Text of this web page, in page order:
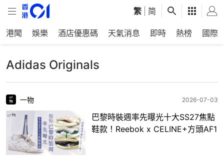
繁 简
港聞 娛樂 酒店優惠碼 天氣消息 即時 熱榜 國際
Adidas Originals
一物 2026-07-03
巴黎時裝週率先曝光十大SS27焦點
鞋款！Reebok x CELINE+方頭AF1